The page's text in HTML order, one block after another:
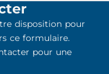
disposition pour
ce formulaire.
pour une